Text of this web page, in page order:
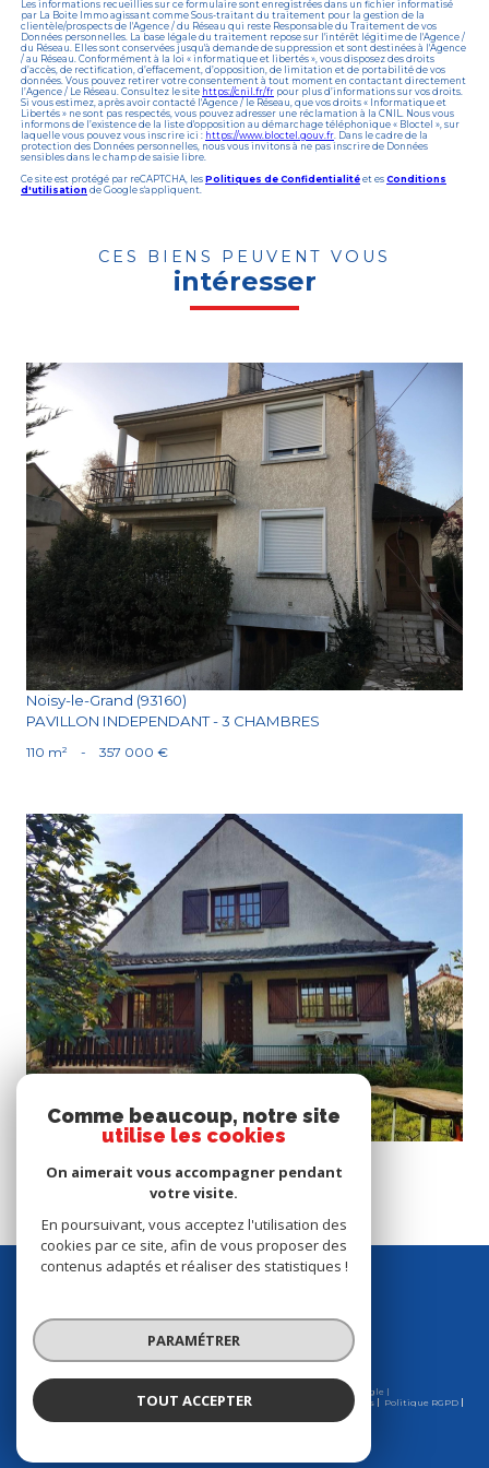
Les informations recueillies sur ce formulaire sont enregistrées dans un fichier informatisé
par La Boite Immo agissant comme Sous-traitant du traitement pour la gestion de la
clientèle/prospects de l'Agence / du Réseau qui reste Responsable du Traitement de vos
Données personnelles. La base légale du traitement repose sur l'intérêt légitime de l'Agence /
du Réseau. Elles sont conservées jusqu'à demande de suppression et sont destinées à l'Agence
/ au Réseau. Conformément à la loi « informatique et libertés », vous disposez des droits
d’accès, de rectification, d’effacement, d’opposition, de limitation et de portabilité de vos
données. Vous pouvez retirer votre consentement à tout moment en contactant directement
l’Agence / Le Réseau. Consultez le site https://cnil.fr/fr pour plus d’informations sur vos droits.
Si vous estimez, après avoir contacté l'Agence / le Réseau, que vos droits « Informatique et
Libertés » ne sont pas respectés, vous pouvez adresser une réclamation à la CNIL. Nous vous
informons de l’existence de la liste d'opposition au démarchage téléphonique « Bloctel », sur
laquelle vous pouvez vous inscrire ici : https://www.bloctel.gouv.fr . Dans le cadre de la
protection des Données personnelles, nous vous invitons à ne pas inscrire de Données
sensibles dans le champ de saisie libre.
Ce site est protégé par reCAPTCHA, les Politiques de Confidentialité et es Conditions
d'utilisation de Google s'appliquent.
CES BIENS PEUVENT VOUS
intéresser
Voir le bien
Noisy-le-Grand (93160)
PAVILLON INDEPENDANT - 3 CHAMBRES
110 m² - 357 000 €
Voir le bien
se
Espace propriétaire
© 2026 | Tous droits réservés | Traduction powered by Google |
Nos honoraires
Plan du site Mentions légales Partenaires
Politique RGPD
Comme beaucoup, notre site
utilise les cookies
On aimerait vous accompagner pendant
votre visite.
En poursuivant, vous acceptez l'utilisation des
cookies par ce site, afin de vous proposer des
contenus adaptés et réaliser des statistiques !
PARAMÉTRER
TOUT ACCEPTER